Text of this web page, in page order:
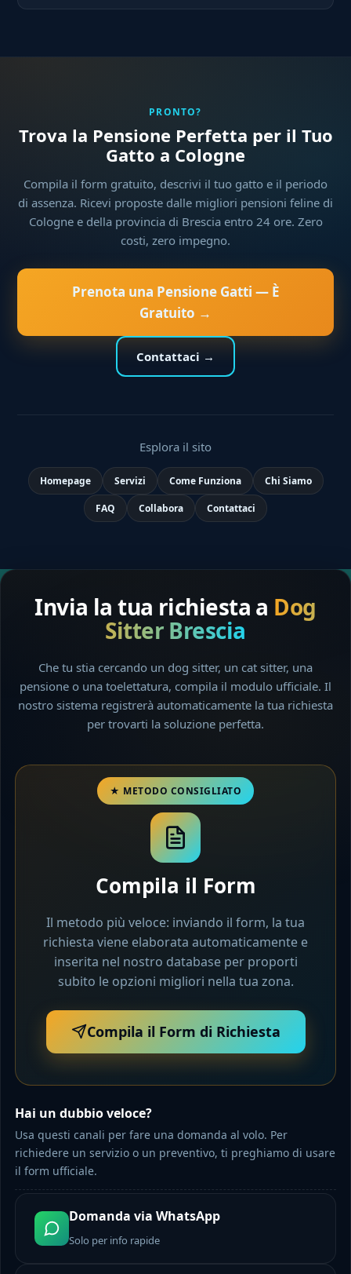
PRONTO?
Trova la Pensione Perfetta per il Tuo
Gatto a Cologne
Compila il form gratuito, descrivi il tuo gatto e il periodo
di assenza. Ricevi proposte dalle migliori pensioni feline di
Cologne e della provincia di Brescia entro 24 ore. Zero
costi, zero impegno.
Prenota una Pensione Gatti — È
Gratuito →
Contattaci →
Esplora il sito
Homepage Servizi Come Funziona Chi Siamo
FAQ Collabora Contattaci
Invia la tua richiesta a Dog
Sitter Brescia
Che tu stia cercando un dog sitter, un cat sitter, una
pensione o una toelettatura, compila il modulo ufficiale. Il
nostro sistema registrerà automaticamente la tua richiesta
per trovarti la soluzione perfetta.
Compila il Form
Il metodo più veloce: inviando il form, la tua
richiesta viene elaborata automaticamente e
inserita nel nostro database per proporti
subito le opzioni migliori nella tua zona.
Compila il Form di Richiesta
Hai un dubbio veloce?
Usa questi canali per fare una domanda al volo. Per
richiedere un servizio o un preventivo, ti preghiamo di usare
il form ufficiale.
Domanda via WhatsApp
Solo per info rapide